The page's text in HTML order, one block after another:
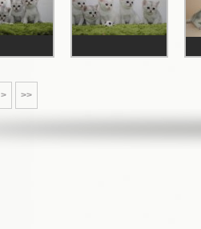
> >>